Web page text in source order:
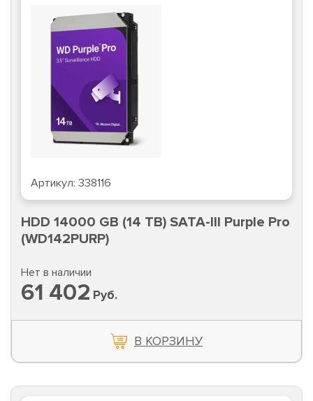
Артикул: 338116
HDD 14000 GB (14 TB) SATA-III Purple Pro
(WD142PURP)
Нет в наличии
61 402 Руб.
В КОРЗИНУ